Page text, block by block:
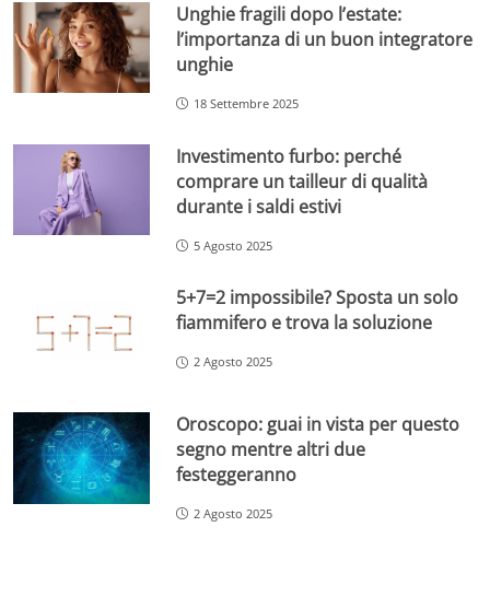
Unghie fragili dopo l’estate:
l’importanza di un buon integratore
unghie
18 Settembre 2025
Investimento furbo: perché
comprare un tailleur di qualità
durante i saldi estivi
5 Agosto 2025
5+7=2 impossibile? Sposta un solo
fiammifero e trova la soluzione
2 Agosto 2025
Oroscopo: guai in vista per questo
segno mentre altri due
festeggeranno
2 Agosto 2025